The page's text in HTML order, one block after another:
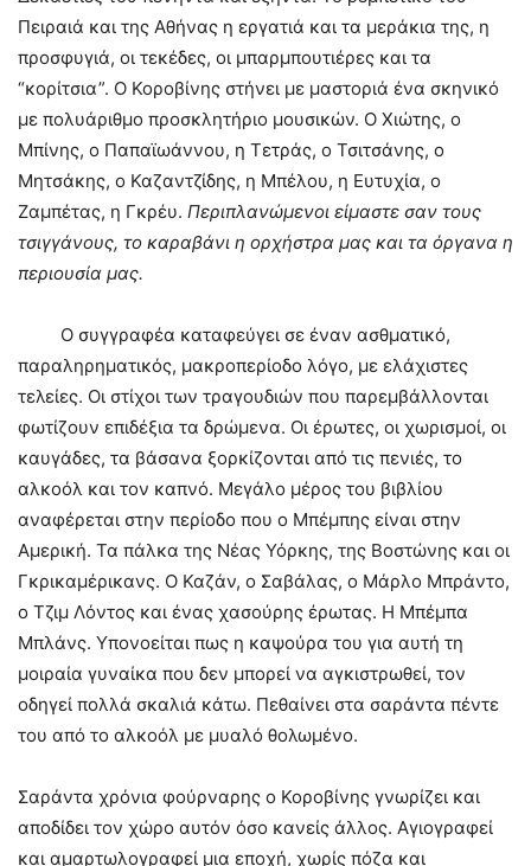
Πειραιά και της Αθήνας η εργατιά και τα μεράκια της, η
προσφυγιά, οι τεκέδες, οι μπαρμπουτιέρες και τα
“κορίτσια”. Ο Κοροβίνης στήνει με μαστοριά ένα σκηνικό
με πολυάριθμο προσκλητήριο μουσικών. Ο Χιώτης, ο
Μπίνης, ο Παπαϊωάννου, η Τετράς, ο Τσιτσάνης, ο
Μητσάκης, ο Καζαντζίδης, η Μπέλου, η Ευτυχία, ο
Ζαμπέτας, η Γκρέυ. Περιπλανώμενοι είμαστε σαν τους
τσιγγάνους, το καραβάνι η ορχήστρα μας και τα όργανα η
περιουσία μας.
Ο συγγραφέα καταφεύγει σε έναν ασθματικό,
παραληρηματικός, μακροπερίοδο λόγο, με ελάχιστες
τελείες. Οι στίχοι των τραγουδιών που παρεμβάλλονται
φωτίζουν επιδέξια τα δρώμενα. Οι έρωτες, οι χωρισμοί, οι
καυγάδες, τα βάσανα ξορκίζονται από τις πενιές, το
αλκοόλ και τον καπνό. Μεγάλο μέρος του βιβλίου
αναφέρεται στην περίοδο που ο Μπέμπης είναι στην
Αμερική. Τα πάλκα της Νέας Υόρκης, της Βοστώνης και οι
Γκρικαμέρικανς. Ο Καζάν, ο Σαβάλας, ο Μάρλο Μπράντο,
ο Τζιμ Λόντος και ένας χασούρης έρωτας. Η Μπέμπα
Μπλάνς. Υπονοείται πως η καψούρα του για αυτή τη
μοιραία γυναίκα που δεν μπορεί να αγκιστρωθεί, τον
οδηγεί πολλά σκαλιά κάτω. Πεθαίνει στα σαράντα πέντε
του από το αλκοόλ με μυαλό θολωμένο.
Σαράντα χρόνια φούρναρης ο Κοροβίνης γνωρίζει και
αποδίδει τον χώρο αυτόν όσο κανείς άλλος. Αγιογραφεί
και αμαρτωλογραφεί μια εποχή, χωρίς πόζα και